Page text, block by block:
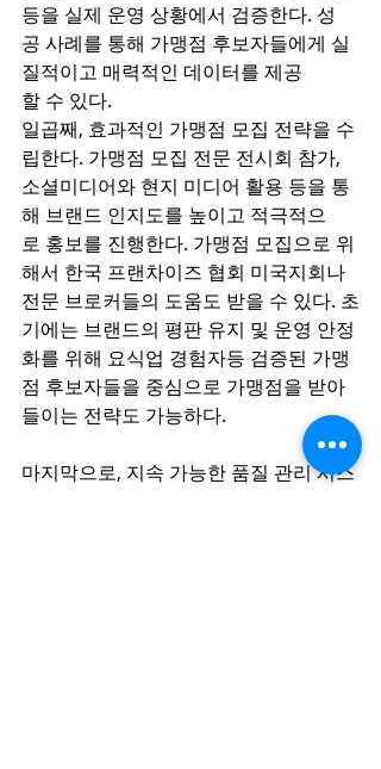
등을 실제 운영 상황에서 검증한다. 성
공 사례를 통해 가맹점 후보자들에게 실
질적이고 매력적인 데이터를 제공
할 수 있다.
일곱째, 효과적인 가맹점 모집 전략을 수
립한다. 가맹점 모집 전문 전시회 참가,
소셜미디어와 현지 미디어 활용 등을 통
해 브랜드 인지도를 높이고 적극적으
로 홍보를 진행한다. 가맹점 모집으로 위
해서 한국 프랜차이즈 협회 미국지회나
전문 브로커들의 도움도 받을 수 있다. 초
기에는 브랜드의 평판 유지 및 운영 안정
화를 위해 요식업 경험자등 검증된 가맹
점 후보자들을 중심으로 가맹점을 받아
들이는 전략도 가능하다.
마지막으로, 지속 가능한 품질 관리 시스